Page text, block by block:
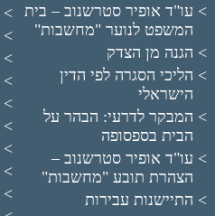
עו"ד אופיר סטרשנוב – בית
המשפט לנוער "מחשבות"
הגנה מן הצדק
הליכי הסגרה לפי הדין
הישראלי
המבקר לדרעי: הבהר על
הבית בספסופה
עו"ד אופיר סטרשנוב –
הצהרת תובע "מחשבות"
התיישנות עבירות